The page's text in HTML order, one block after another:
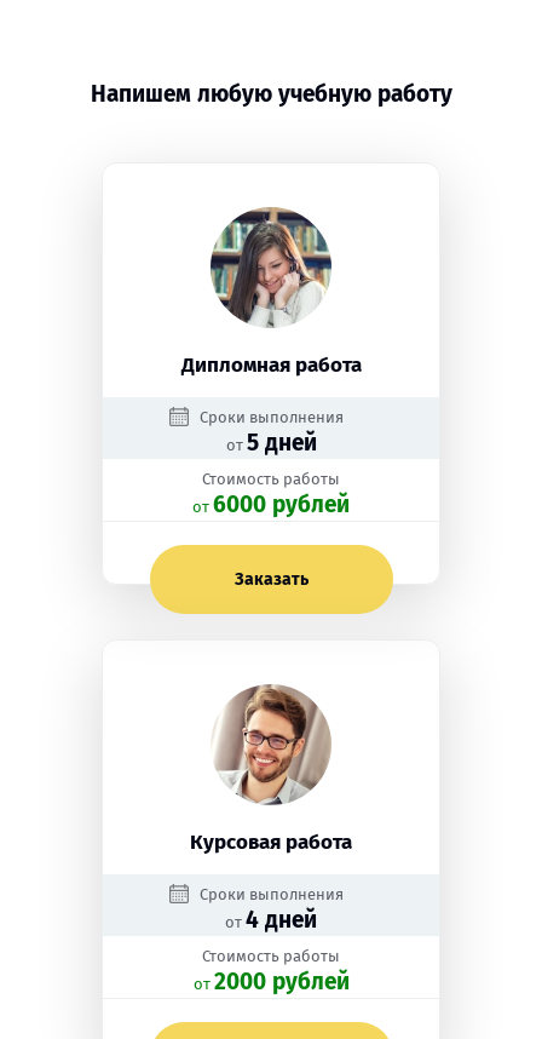
Напишем любую учебную работу
Дипломная работа
Сроки выполнения
от 5 дней
Стоимость работы
oт 6000 рублей
Заказать
Курсовая работа
Сроки выполнения
от 4 дней
Стоимость работы
oт 2000 рублей